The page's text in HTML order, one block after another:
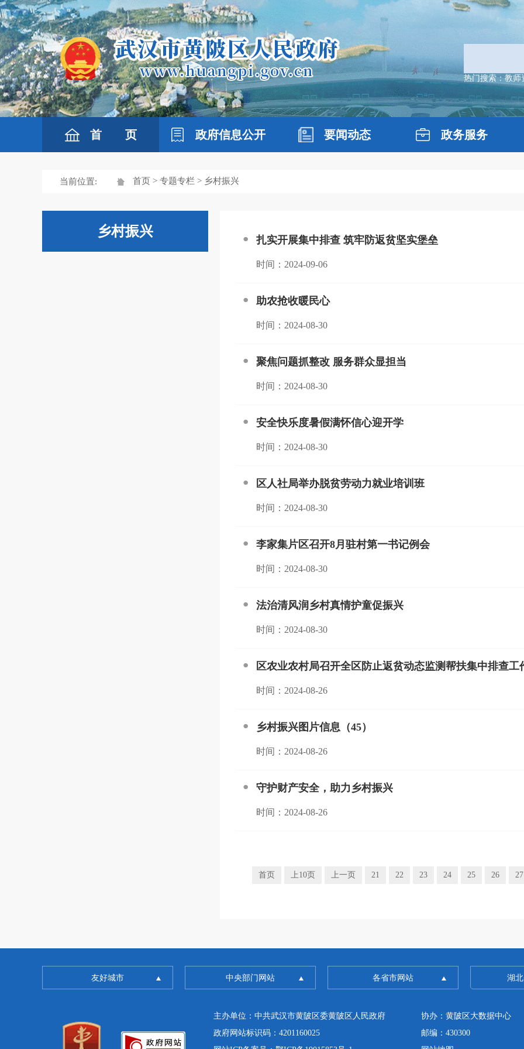
热门搜索：教师
首 页 政府信息公开 要闻动态 政务服务
当前位置: 首页 > 专题专栏 > 乡村振兴
乡村振兴
​扎实开展集中排查 筑牢防返贫坚实堡垒
时间：2024-09-06
助农抢收暖民心
时间：2024-08-30
聚焦问题抓整改 服务群众显担当
时间：2024-08-30
安全快乐度暑假满怀信心迎开学
时间：2024-08-30
区人社局举办脱贫劳动力就业培训班
时间：2024-08-30
李家集片区召开8月驻村第一书记例会
时间：2024-08-30
​法治清风润乡村真情护童促振兴
时间：2024-08-30
区农业农村局召开全区防止返贫动态监测帮扶集中排查工
时间：2024-08-26
乡村振兴图片信息（45）
时间：2024-08-26
守护财产安全，助力乡村振兴
时间：2024-08-26
首页 上10页 上一页 21 22 23 24 25 26 27
友好城市 中央部门网站 各省市网站 湖
主办单位：中共武汉市黄陂区委黄陂区人民政府
协办：黄陂区大数据中心
政府网站标识码：4201160025
邮编：430300